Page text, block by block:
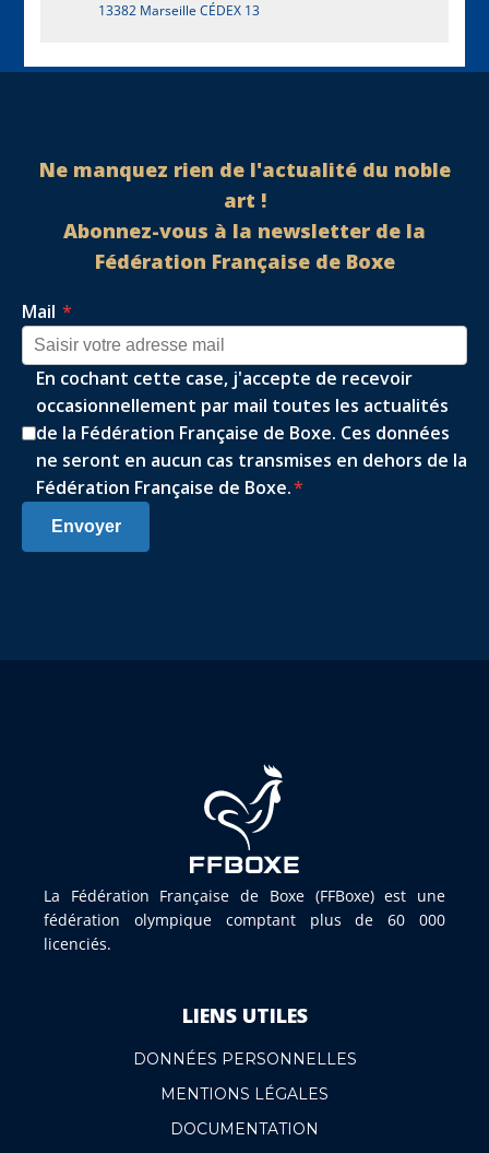
13382 Marseille CÉDEX 13
Ne manquez rien de l'actualité du noble
art !
Abonnez-vous à la newsletter de la
Fédération Française de Boxe
Mail *
En cochant cette case, j'accepte de recevoir
occasionnellement par mail toutes les actualités
de la Fédération Française de Boxe. Ces données
ne seront en aucun cas transmises en dehors de la
Fédération Française de Boxe.*
Envoyer
La Fédération Française de Boxe (FFBoxe) est une
fédération olympique comptant plus de 60 000
licenciés.
LIENS UTILES
DONNÉES PERSONNELLES
MENTIONS LÉGALES
DOCUMENTATION